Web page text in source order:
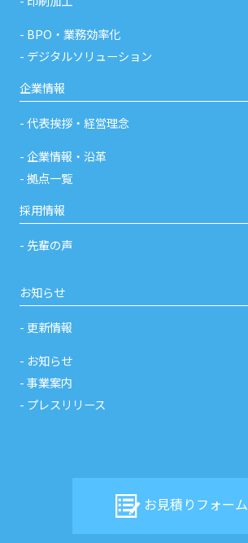
BPO・業務効率化
デジタルソリューション
企業情報
代表挨拶・経営理念
企業情報・沿革
拠点一覧
採用情報
先輩の声
お知らせ
更新情報
お知らせ
事業案内
プレスリリース
お見積りフォーム